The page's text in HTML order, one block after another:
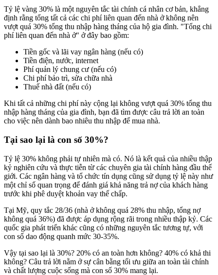
Tỷ lệ vàng 30% là một nguyên tắc tài chính cá nhân cơ bản, khẳng
định rằng tổng tất cả các chi phí liên quan đến nhà ở không nên
vượt quá 30% tổng thu nhập hàng tháng của hộ gia đình. "Tổng chi
phí liên quan đến nhà ở" ở đây bao gồm:
Tiền gốc và lãi vay ngân hàng (nếu có)
Tiền điện, nước, internet
Phí quản lý chung cư (nếu có)
Chi phí bảo trì, sửa chữa nhà
Thuế nhà đất (nếu có)
Khi tất cả những chi phí này cộng lại không vượt quá 30% tổng thu
nhập hàng tháng của gia đình, bạn đã tìm được câu trả lời an toàn
cho việc nên dành bao nhiêu thu nhập để mua nhà.
Tại sao lại là con số 30%?
Tỷ lệ 30% không phải tự nhiên mà có. Nó là kết quả của nhiều thập
kỷ nghiên cứu và thực tiễn từ các chuyên gia tài chính hàng đầu thế
giới. Các ngân hàng và tổ chức tín dụng cũng sử dụng tỷ lệ này như
một chỉ số quan trọng để đánh giá khả năng trả nợ của khách hàng
trước khi phê duyệt khoản vay thế chấp.
Tại Mỹ, quy tắc 28/36 (nhà ở không quá 28% thu nhập, tổng nợ
không quá 36%) đã được áp dụng rộng rãi trong nhiều thập kỷ. Các
quốc gia phát triển khác cũng có những nguyên tắc tương tự, với
con số dao động quanh mức 30-35%.
Vậy tại sao lại là 30%? 20% có an toàn hơn không? 40% có khả thi
không? Câu trả lời nằm ở sự cân bằng tối ưu giữa an toàn tài chính
và chất lượng cuộc sống mà con số 30% mang lại.